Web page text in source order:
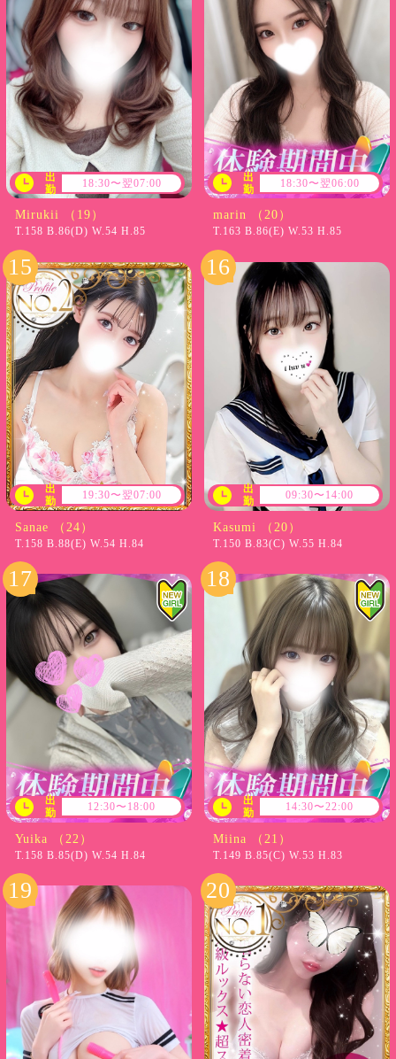
出
勤
18:30〜翌07:00
Mirukii （19）
T.158 B.86(D) W.54 H.85
出
勤
18:30〜翌06:00
marin （20）
T.163 B.86(E) W.53 H.85
出
勤
19:30〜翌07:00
Sanae （24）
T.158 B.88(E) W.54 H.84
出
勤
09:30〜14:00
Kasumi （20）
T.150 B.83(C) W.55 H.84
出
勤
12:30〜18:00
Yuika （22）
T.158 B.85(D) W.54 H.84
出
勤
14:30〜22:00
Miina （21）
T.149 B.85(C) W.53 H.83